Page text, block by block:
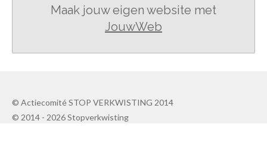
Maak jouw eigen website met
JouwWeb
© Actiecomité STOP VERKWISTING 2014
© 2014 - 2026 Stopverkwisting